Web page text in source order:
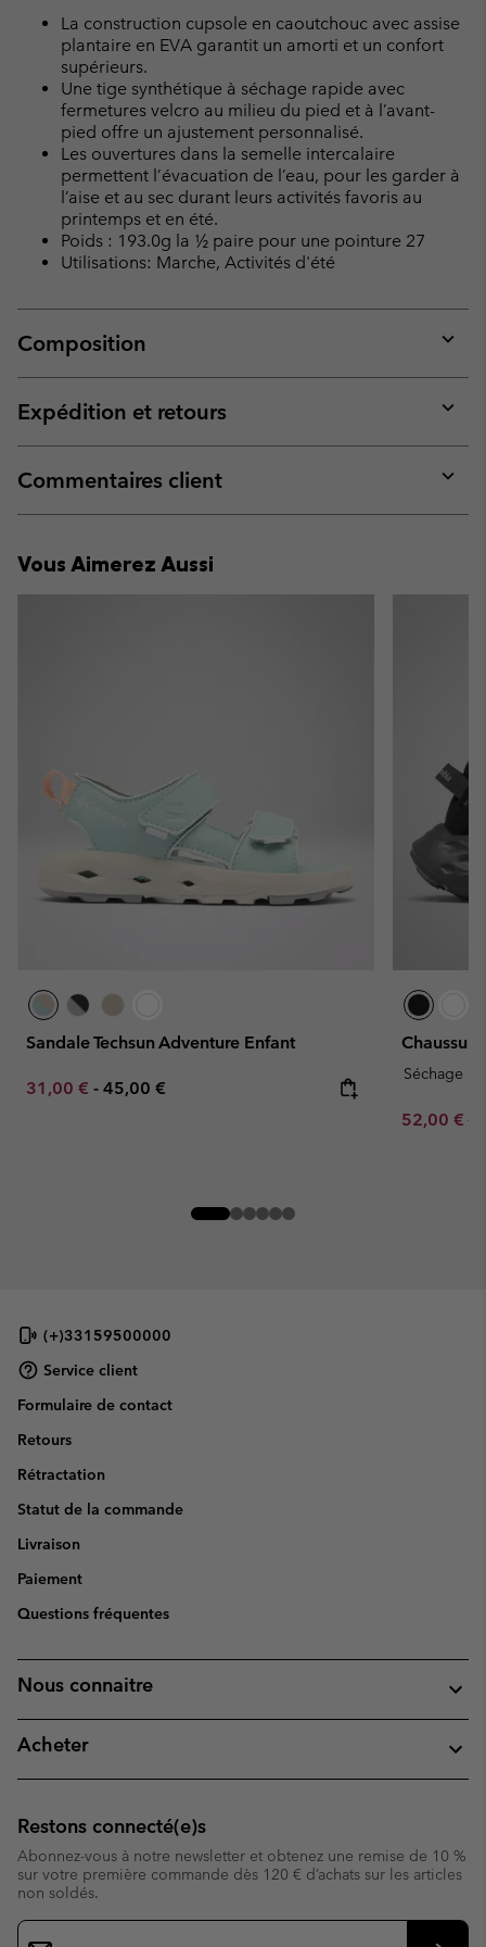
La construction cupsole en caoutchouc avec assise
plantaire en EVA garantit un amorti et un confort
supérieurs.
Une tige synthétique à séchage rapide avec
fermetures velcro au milieu du pied et à l’avant-
pied offre un ajustement personnalisé.
Les ouvertures dans la semelle intercalaire
permettent l’évacuation de l’eau, pour les garder à
l’aise et au sec durant leurs activités favoris au
printemps et en été.
Poids : 193.0g la ½ paire pour une pointure 27
Utilisations: Marche, Activités d'été
Composition
or
Expédition et retours
or
Commentaires client
or
Vous Aimerez Aussi
Sandale Techsun Adventure Enfant
Minimum sale price:
31,00 € - Maximum price:
45,00 €
Séchage
Sale price:
52,00 €
(+)33159500000
Service client
Formulaire de contact
Retours
Rétractation
Statut de la commande
Livraison
Paiement
Questions fréquentes
Nous connaitre
Acheter
Restons connecté(e)s
Abonnez-vous à notre newsletter et obtenez une remise de 10 %
sur votre première commande dès 120 € d’achats sur les articles
non soldés.
Inscription